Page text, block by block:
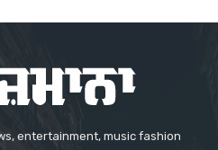
entertainment, music fashion